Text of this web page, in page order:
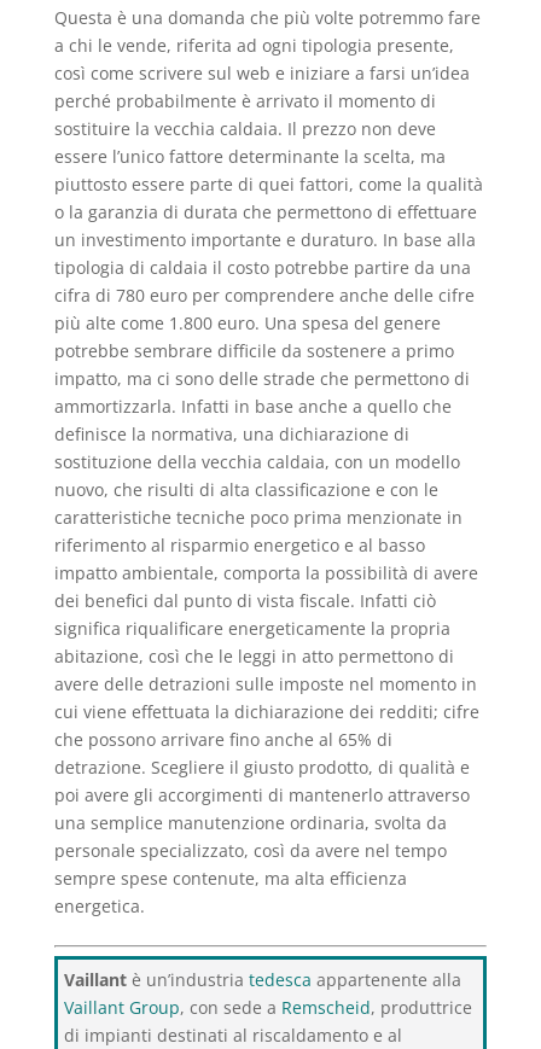
Questa è una domanda che più volte potremmo fare
a chi le vende, riferita ad ogni tipologia presente,
così come scrivere sul web e iniziare a farsi un’idea
perché probabilmente è arrivato il momento di
sostituire la vecchia caldaia. Il prezzo non deve
essere l’unico fattore determinante la scelta, ma
piuttosto essere parte di quei fattori, come la qualità
o la garanzia di durata che permettono di effettuare
un investimento importante e duraturo. In base alla
tipologia di caldaia il costo potrebbe partire da una
cifra di 780 euro per comprendere anche delle cifre
più alte come 1.800 euro. Una spesa del genere
potrebbe sembrare difficile da sostenere a primo
impatto, ma ci sono delle strade che permettono di
ammortizzarla. Infatti in base anche a quello che
definisce la normativa, una dichiarazione di
sostituzione della vecchia caldaia, con un modello
nuovo, che risulti di alta classificazione e con le
caratteristiche tecniche poco prima menzionate in
riferimento al risparmio energetico e al basso
impatto ambientale, comporta la possibilità di avere
dei benefici dal punto di vista fiscale. Infatti ciò
significa riqualificare energeticamente la propria
abitazione, così che le leggi in atto permettono di
avere delle detrazioni sulle imposte nel momento in
cui viene effettuata la dichiarazione dei redditi; cifre
che possono arrivare fino anche al 65% di
detrazione. Scegliere il giusto prodotto, di qualità e
poi avere gli accorgimenti di mantenerlo attraverso
una semplice manutenzione ordinaria, svolta da
personale specializzato, così da avere nel tempo
sempre spese contenute, ma alta efficienza
energetica.
Vaillantè un’industria tedesca appartenente alla
Vaillant Group, con sede a Remscheid, produttrice
di impianti destinati al riscaldamento e al